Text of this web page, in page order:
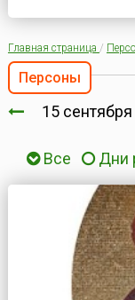
Главная страница /
Персоны
15 сентября
Все Дни